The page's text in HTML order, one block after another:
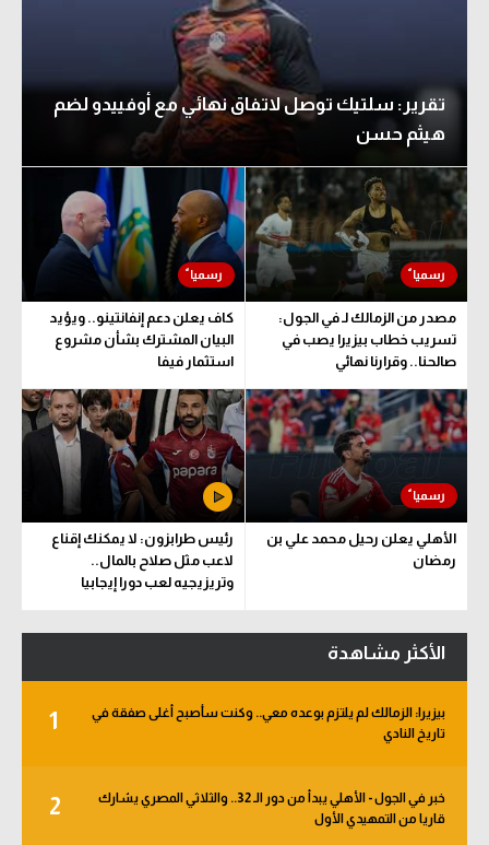
تقرير: سلتيك توصل لاتفاق نهائي مع أوفييدو لضم
هيثم حسن
مصدر من الزمالك لـ في الجول:
تسريب خطاب بيزيرا يصب في
صالحنا.. وقرارنا نهائي
كاف يعلن دعم إنفانتينو.. ويؤيد
البيان المشترك بشأن مشروع
استثمار فيفا
الأهلي يعلن رحيل محمد علي بن
رمضان
رئيس طرابزون: لا يمكنك إقناع
لاعب مثل صلاح بالمال..
وتريزيجيه لعب دورا إيجابيا
الأكثر مشاهدة
1
بيزيرا: الزمالك لم يلتزم بوعده معي.. وكنت سأصبح أغلى صفقة في
تاريخ النادي
2
خبر في الجول - الأهلي يبدأ من دور الـ 32.. والثلاثي المصري يشارك
قاريا من التمهيدي الأول